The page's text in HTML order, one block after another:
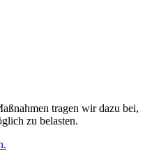
tragen wir dazu bei,
zu belasten.